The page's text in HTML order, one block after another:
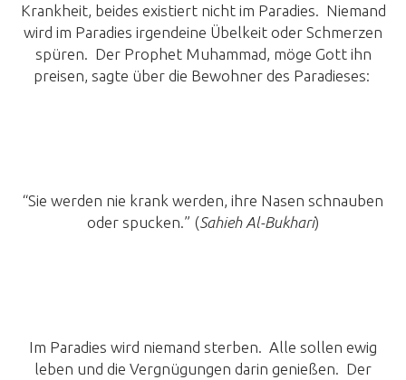
Krankheit, beides existiert nicht im Paradies. Niemand
wird im Paradies irgendeine Übelkeit oder Schmerzen
spüren. Der Prophet Muhammad, möge Gott ihn
preisen, sagte über die Bewohner des Paradieses:
“Sie werden nie krank werden, ihre Nasen schnauben
oder spucken.” (Sahieh Al-Bukhari)
Im Paradies wird niemand sterben. Alle sollen ewig
leben und die Vergnügungen darin genießen. Der